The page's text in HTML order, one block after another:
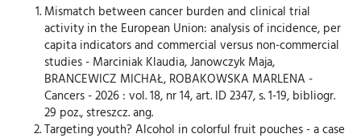
Mismatch between cancer burden and clinical trial
activity in the European Union: analysis of incidence, per
capita indicators and commercial versus non-commercial
studies - Marciniak Klaudia, Janowczyk Maja,
BRANCEWICZ MICHAŁ, ROBAKOWSKA MARLENA -
Cancers - 2026 : vol. 18, nr 14, art. ID 2347, s. 1-19, bibliogr.
29 poz., streszcz. ang.
Targeting youth? Alcohol in colorful fruit pouches - a case